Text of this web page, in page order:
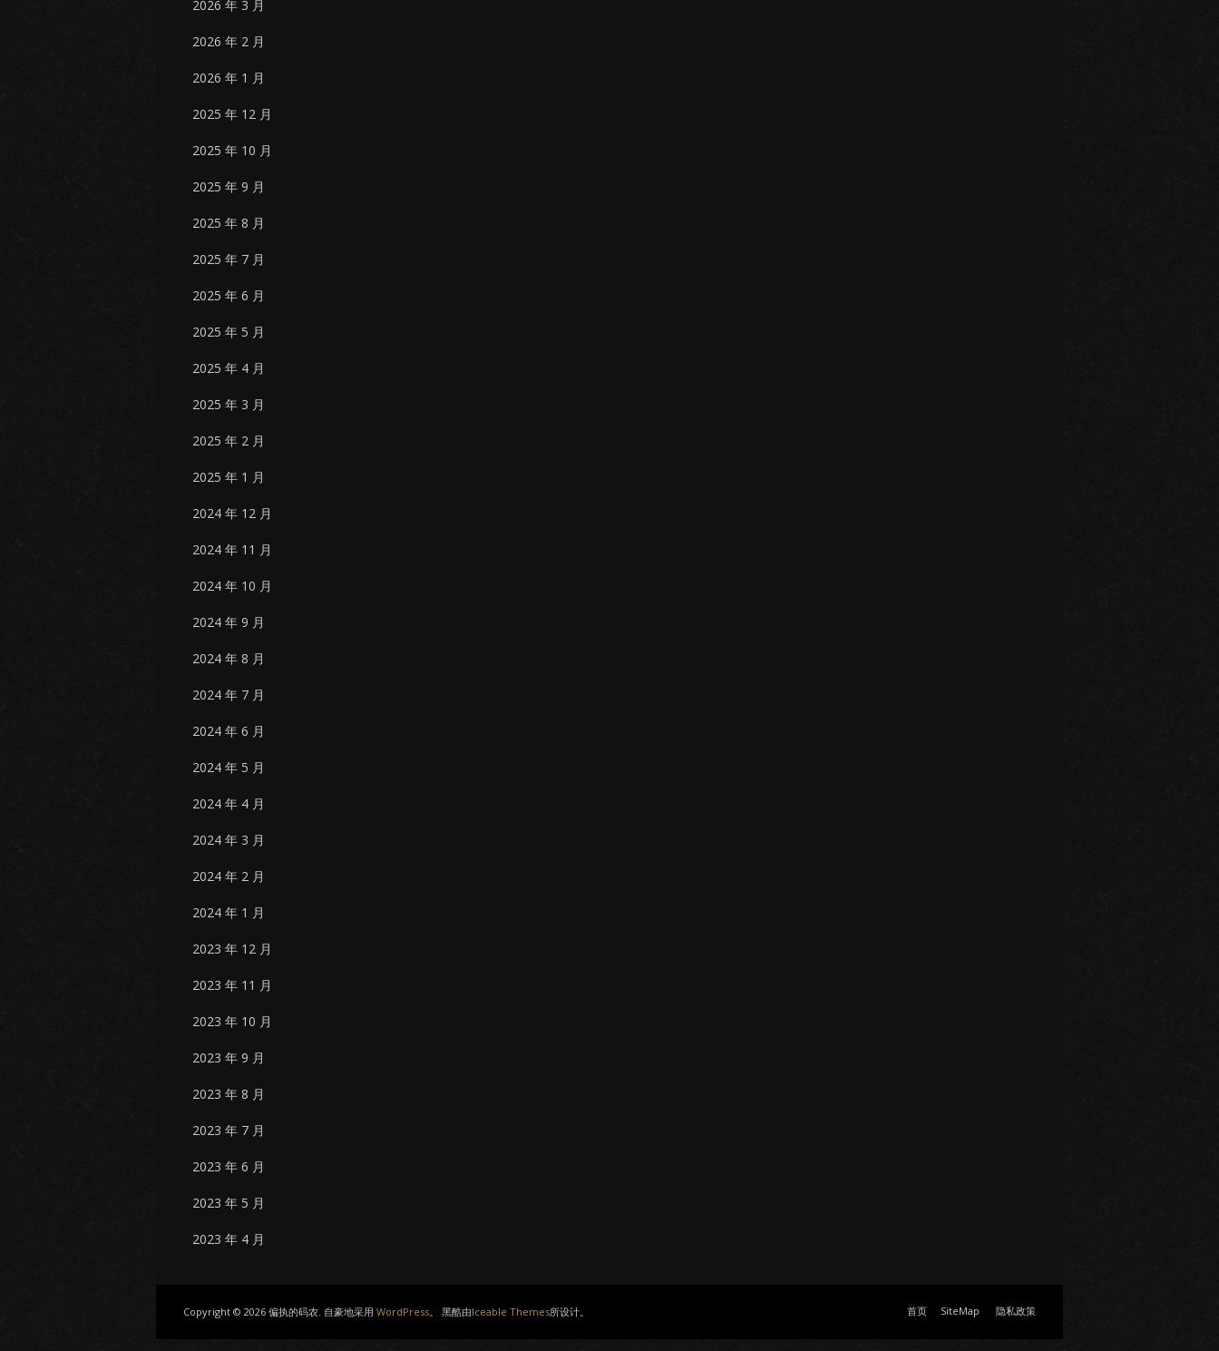
2026 年 3 月
2026 年 2 月
2026 年 1 月
2025 年 12 月
2025 年 10 月
2025 年 9 月
2025 年 8 月
2025 年 7 月
2025 年 6 月
2025 年 5 月
2025 年 4 月
2025 年 3 月
2025 年 2 月
2025 年 1 月
2024 年 12 月
2024 年 11 月
2024 年 10 月
2024 年 9 月
2024 年 8 月
2024 年 7 月
2024 年 6 月
2024 年 5 月
2024 年 4 月
2024 年 3 月
2024 年 2 月
2024 年 1 月
2023 年 12 月
2023 年 11 月
2023 年 10 月
2023 年 9 月
2023 年 8 月
2023 年 7 月
2023 年 6 月
2023 年 5 月
2023 年 4 月
Copyright © 2026 偏执的码农. 自豪地采用 WordPress。 黑酷由Iceable Themes所设计。 首页 SiteMap 隐私政策